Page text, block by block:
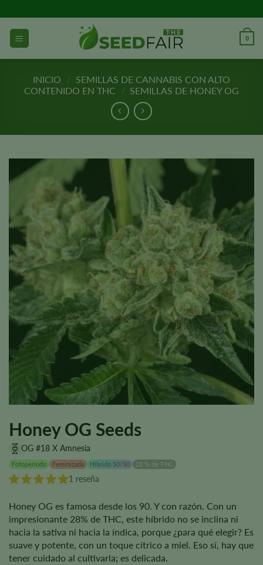
al
contenido
0
INICIO / SEMILLAS DE CANNABIS CON ALTO
CONTENIDO EN THC
/ SEMILLAS DE HONEY OG
Honey OG Seeds
OG #18 X Amnesia
Fotoperíodo Feminizada Híbrido 50/50 28 % de THC
1 reseña
Honey OG es famosa desde los 90. Y con razón. Con un
impresionante 28% de THC, este híbrido no se inclina ni
hacia la sativa ni hacia la índica, porque ¿para qué elegir? Es
suave y potente, con un toque cítrico a miel. Eso sí, hay que
tener cuidado al cultivarla; es delicada.